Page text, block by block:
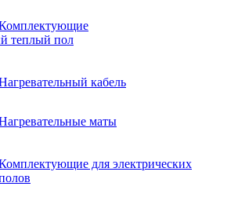
теплый пол
кабель
маты
для электрических